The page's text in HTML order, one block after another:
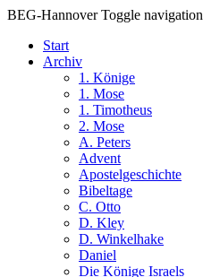
BEG-Hannover Toggle navigation
Start
Archiv
1. Könige
1. Mose
1. Timotheus
2. Mose
A. Peters
Advent
Apostelgeschichte
Bibeltage
C. Otto
D. Kley
D. Winkelhake
Daniel
Die Könige Israels